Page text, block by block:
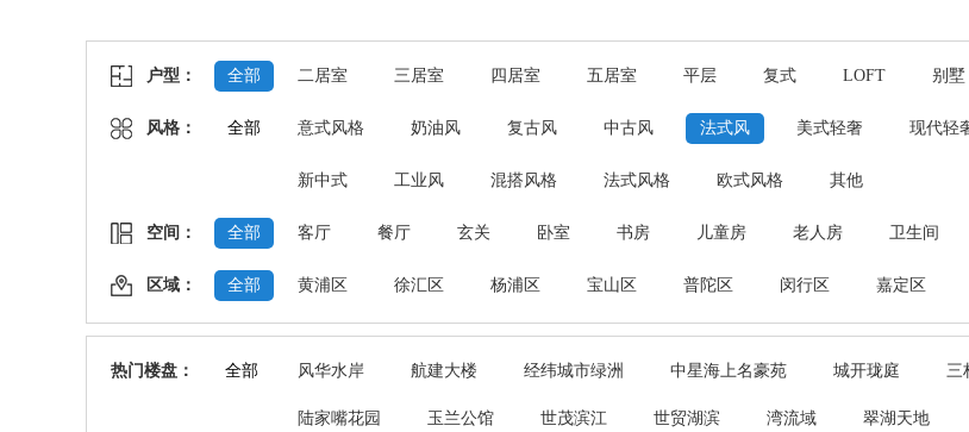
户型： 全部 二居室 三居室 四居室 五居室 平层 复式 LOFT 别墅
风格： 全部 意式风格 奶油风 复古风 中古风 法式风 美式轻奢 现代轻
新中式 工业风 混搭风格 法式风格 欧式风格 其他
空间： 全部 客厅 餐厅 玄关 卧室 书房 儿童房 老人房 卫生间
区域： 全部 黄浦区 徐汇区 杨浦区 宝山区 普陀区 闵行区 嘉定区
热门楼盘： 全部 风华水岸 航建大楼 经纬城市绿洲 中星海上名豪苑 城开珑庭 三
陆家嘴花园 玉兰公馆 世茂滨江 世贸湖滨 湾流域 翠湖天地